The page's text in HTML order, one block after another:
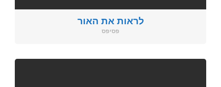
לראות את האור
פסיפס